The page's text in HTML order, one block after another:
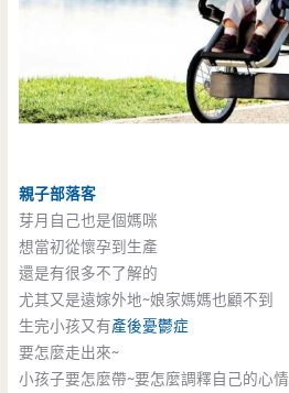
親子部落客
芽月自己也是個媽咪
想當初從懷孕到生產
還是有很多不了解的
尤其又是遠嫁外地~娘家媽媽也顧不到
生完小孩又有產後憂鬱症
要怎麼走出來~
小孩子要怎麼帶~要怎麼調釋自己的心情